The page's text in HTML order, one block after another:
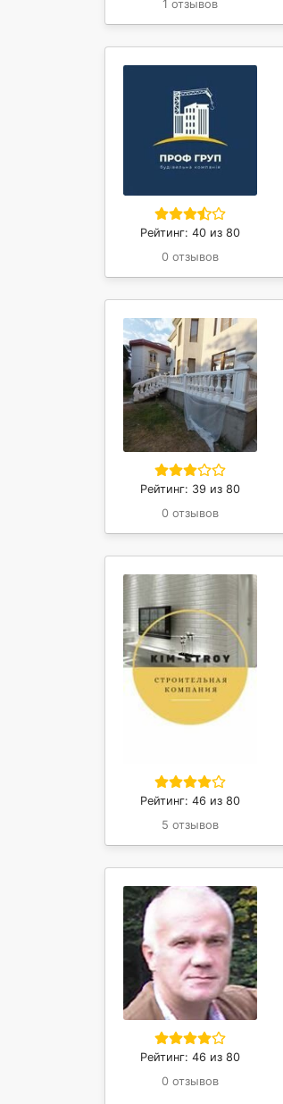
1 отзывов
Рейтинг: 40 из 80
0 отзывов
Рейтинг: 39 из 80
0 отзывов
Рейтинг: 46 из 80
5 отзывов
Рейтинг: 46 из 80
0 отзывов